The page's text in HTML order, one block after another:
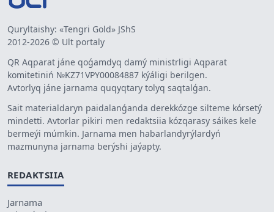
Quryltaishy: «Tengri Gold» JShS
2012-2026 © Ult portaly
QR Aqparat jáne qoǵamdyq damý ministrligi Aqparat
komitetiniń №KZ71VPY00084887 kýáligi berilgen.
Avtorlyq jáne jarnama quqyqtary tolyq saqtalǵan.
Sait materialdaryn paidalanǵanda derekkózge silteme kórsetý
mindetti. Avtorlar pikiri men redaktsiia kózqarasy sáikes kele
bermeýi múmkin. Jarnama men habarlandyrýlardyń
mazmunyna jarnama berýshi jaýapty.
REDAKTSIIA
Jarnama